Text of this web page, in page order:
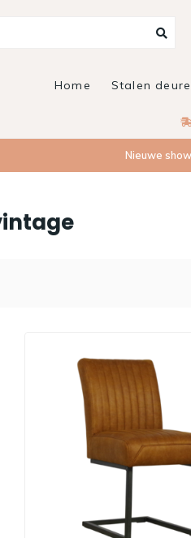
Home Stalen
Nieuwe